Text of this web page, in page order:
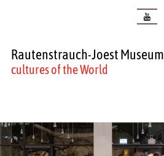
Rautenstrauch-Joest Museum
cultures of the World